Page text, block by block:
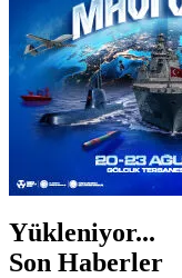
Yükleniyor...
Son Haberler